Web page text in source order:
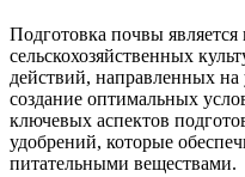
Подготовка почвы
сельскохозяйственных
действий, направленных
создание оптимальных
ключевых аспектов
удобрений, которые
питательными веществами.